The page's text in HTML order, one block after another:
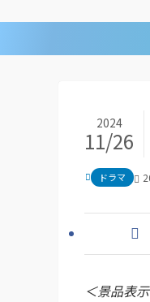
2024
11/26
ドラマ
＜景品表